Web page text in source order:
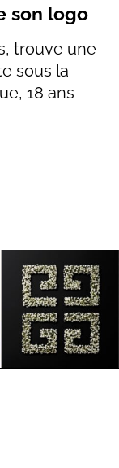
son logo
trouve une
sous la
18 ans